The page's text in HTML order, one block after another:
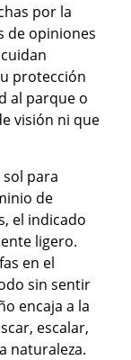
por la
de opiniones
protección
al parque o
visión ni que
sol para
de
el indicado
ligero.
en el
sin sentir
encaja a la
escalar,
naturaleza.